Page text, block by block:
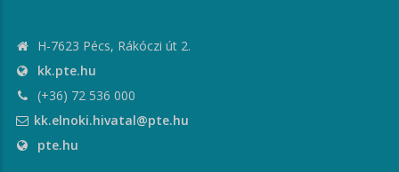
H-7623 Pécs, Rákóczi út 2.
kk.pte.hu
(+36) 72 536 000
kk.elnoki.hivatal@pte.hu
pte.hu